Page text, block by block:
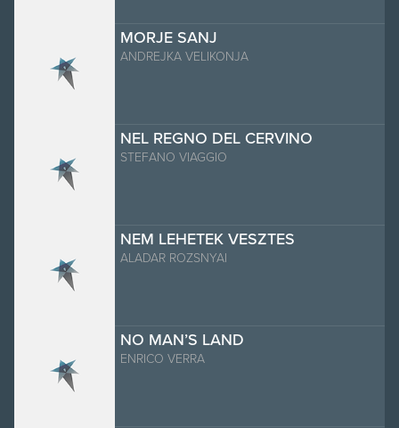
MORJE SANJ
ANDREJKA VELIKONJA
NEL REGNO DEL CERVINO
STEFANO VIAGGIO
NEM LEHETEK VESZTES
ALADAR ROZSNYAI
NO MAN’S LAND
ENRICO VERRA